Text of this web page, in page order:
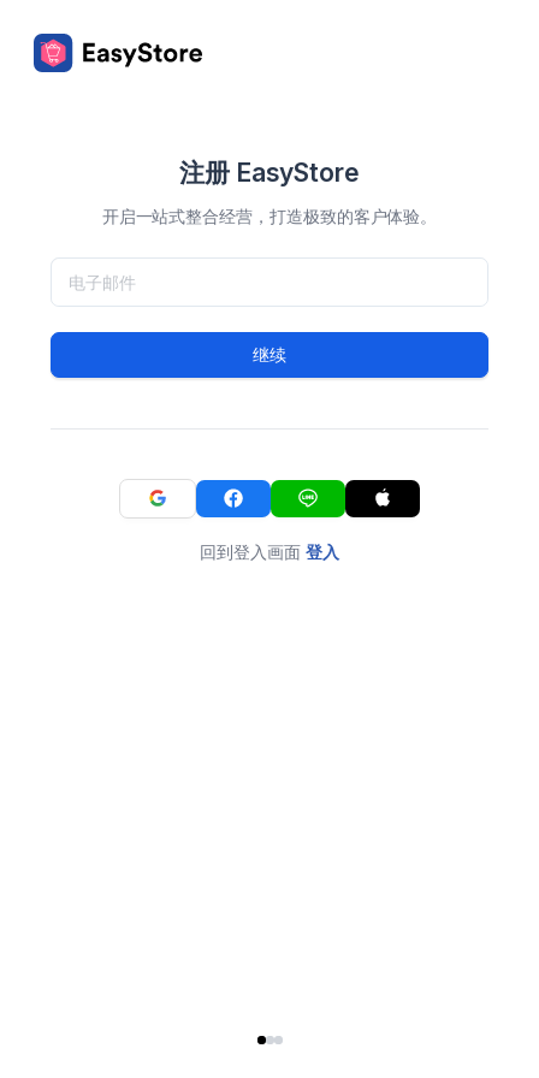
注册 EasyStore
开启一站式整合经营，打造极致的客户体验。
继续
回到登入画面 登入